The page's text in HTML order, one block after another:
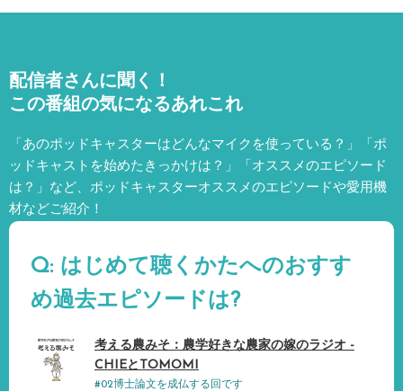
配信者さんに聞く！
この番組の気になるあれこれ
「あのポッドキャスターはどんなマイクを使っている？」「ポ
ッドキャストを始めたきっかけは？」「オススメのエピソード
は？」など、 ポッドキャスターオススメのエピソードや愛用機
材などご紹介！
Q: はじめて聴くかたへのおすす
め過去エピソードは?
考える農みそ：農学好きな農家の嫁のラジオ -
CHIEとTOMOMI
#02博士論文を成仏する回です